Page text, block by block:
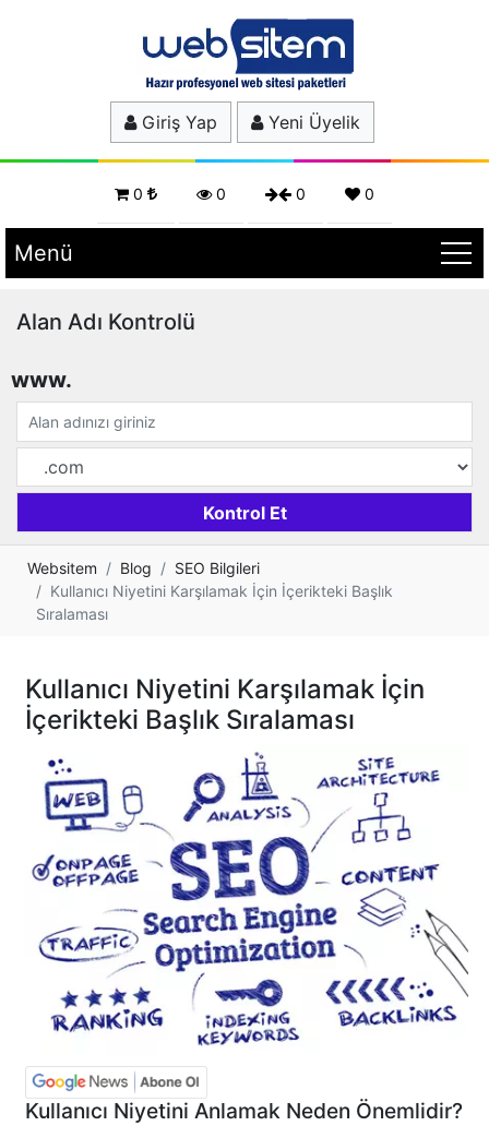
Giriş Yap Yeni Üyelik
0 0 0 0
Menü
Alan Adı Kontrolü
www.
Websitem Blog
SEO Bilgileri
Kullanıcı Niyetini Karşılamak İçin İçerikteki Başlık
Sıralaması
Kullanıcı Niyetini Karşılamak İçin
İçerikteki Başlık Sıralaması
Kullanıcı Niyetini Anlamak Neden Önemlidir?